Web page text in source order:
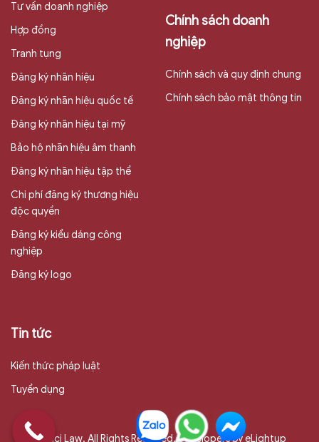
Tư vấn doanh nghiệp
Hợp đồng
Tranh tụng
Đăng ký nhãn hiệu
Đăng ký nhãn hiệu quốc tế
Đăng ký nhãn hiệu tại mỹ
Bảo hộ nhãn hiệu âm thanh
Đăng ký nhãn hiệu tập thể
Chi phí đăng ký thương hiệu
độc quyền
Đăng ký kiểu dáng công
nghiệp
Đăng ký logo
Chính sách doanh
nghiệp
Chính sách và quy định chung
Chính sách bảo mật thông tin
Tin tức
Kiến thức pháp luật
Tuyển dụng
© Naci Law. All Rights Reserved. Developers by eLightup